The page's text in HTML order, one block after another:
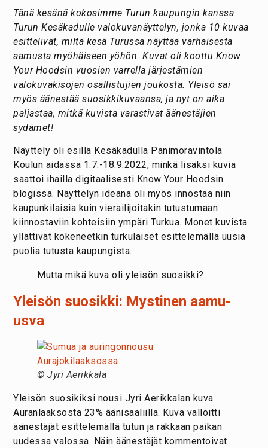
Tänä kesänä kokosimme Turun kaupungin kanssa
Turun Kesäkadulle valokuvanäyttelyn, jonka 10 kuvaa
esittelivät, miltä kesä Turussa näyttää varhaisesta
aamusta myöhäiseen yöhön. Kuvat oli koottu Know
Your Hoodsin vuosien varrella järjestämien
valokuvakisojen osallistujien joukosta. Yleisö sai
myös äänestää suosikkikuvaansa, ja nyt on aika
paljastaa, mitkä kuvista varastivat äänestäjien
sydämet!
Näyttely oli esillä Kesäkadulla Panimoravintola
Koulun aidassa 1.7.-18.9.2022, minkä lisäksi kuvia
saattoi ihailla digitaalisesti Know Your Hoodsin
blogissa. Näyttelyn ideana oli myös innostaa niin
kaupunkilaisia kuin vierailijoitakin tutustumaan
kiinnostaviin kohteisiin ympäri Turkua. Monet kuvista
yllättivät kokeneetkin turkulaiset esittelemällä uusia
puolia tutusta kaupungista.
Mutta mikä kuva oli yleisön suosikki?
Yleisön suosikki: Mystinen aamu-
usva
© Jyri Aerikkala
Yleisön suosikiksi nousi Jyri Aerikkalan kuva
Auranlaaksosta 23% äänisaaliilla. Kuva valloitti
äänestäjät esittelemällä tutun ja rakkaan paikan
uudessa valossa. Näin äänestäjät kommentoivat